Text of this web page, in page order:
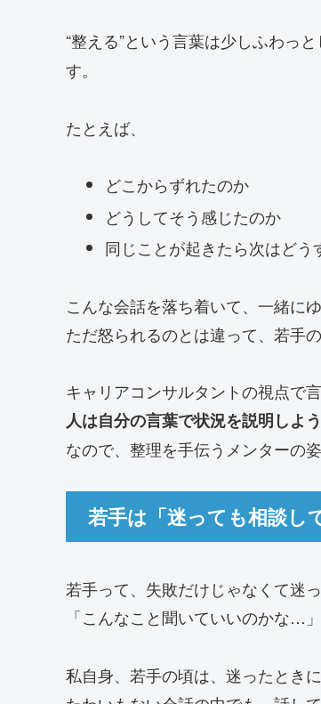
“整える”という言葉は少しふわっ
す。
たとえば、
どこからずれたのか
どうしてそう感じたのか
同じことが起きたら次はどう
こんな会話を落ち着いて、一緒に
ただ怒られるのとは違って、若手
キャリアコンサルタントの視点で言
人は自分の言葉で状況を説明しよ
なので、整理を手伝うメンターの
若手は「迷っても相談し
若手って、失敗だけじゃなくて迷
「こんなこと聞いていいのかな…
私自身、若手の頃は、迷ったとき